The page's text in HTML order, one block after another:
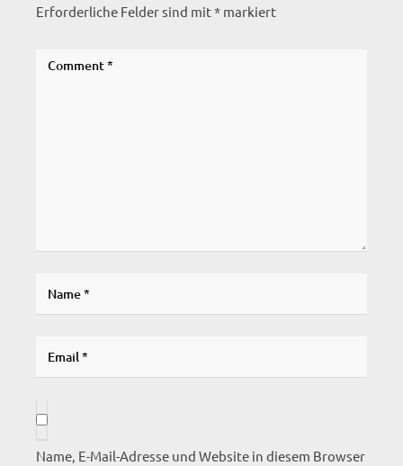
Erforderliche Felder sind mit* markiert
Name, E-Mail-Adresse und Website in diesem Browser